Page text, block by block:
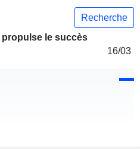
Recherche
le succès
16/03